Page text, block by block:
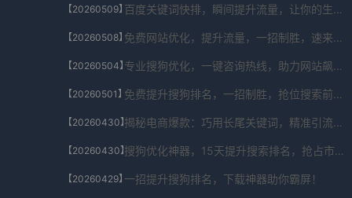
【20260509】 百度关键词快排，瞬间提升流量，让你的生意翻倍！
【20260508】 免费网站优化，提升流量，一招制胜，速来体验！
【20260504】 专业搜狗优化，一键咨询热线，助力网站飙升！
【20260501】 免费提升搜狗排名，一招制胜，抢位搜索前列！
【20260430】 揭秘电商爆款：巧用长尾关键词，精准引流秘籍！
【20260430】 搜狗优化神器，15天提升搜索排名，抢占市场先机！
【20260429】一招提升搜狗排名，下载神器助你霸屏！